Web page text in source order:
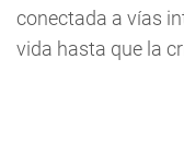
conectada a vías
vida hasta que la